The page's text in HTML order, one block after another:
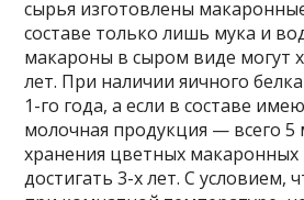
сырья изготовлены
составе только лишь мука и
макароны в сыром виде могут
лет. При наличии яичного
1-го года, а если в составе
молочная продукция — всего 5
хранения цветных
достигать 3-х лет. С условием,